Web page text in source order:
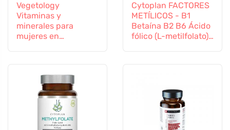
Vegetology
Vitaminas y
minerales para
mujeres en
Cytoplan FACTORES
METÍLICOS - B1
Betaína B2 B6 Ácido
fólico (L-metilfolato)